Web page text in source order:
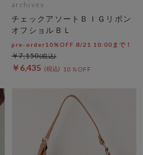
archives
チェックアソートＢＩＧリボン
オフショルＢＬ
pre-order10%OFF 8/21 10:00まで！
￥6,435 10％OFF
￥7,150